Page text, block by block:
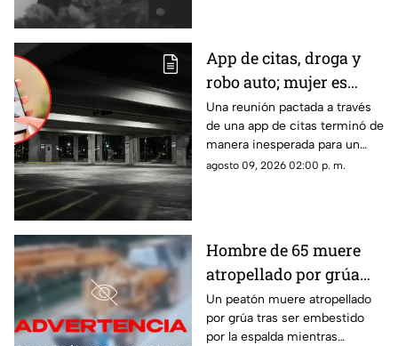
App de citas, droga y
robo auto; mujer es
vinculada a proceso
por asalto tras
encuentro en hotel
Una reunión pactada a través
de una app de citas terminó de
manera inesperada para un
hombre, quien al recuperar el
agosto 09, 2026 02:00 p. m.
Hombre de 65 muere
atropellado por grúa
tras ser embestido |
VIDEO
Un peatón muere atropellado
por grúa tras ser embestido
por la espalda mientras